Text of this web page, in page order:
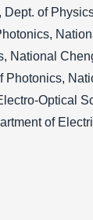
of
National
Photonics,
Optical
of